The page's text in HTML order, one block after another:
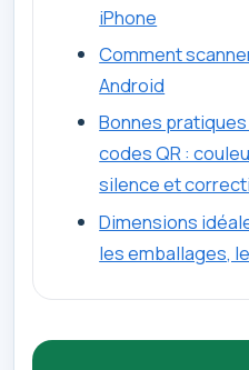
iPhone
Comment
Android
Bonnes
codes QR :
silence et
Dimensions
les emballages,